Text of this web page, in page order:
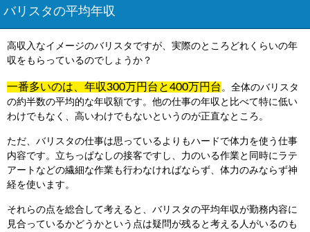
バリスタの平均年収
高収入なイメージのバリスタですが、実際のところどれくらいの年
収をもらっているのでしょうか？
一番多いのは、年収300万円台と400万円台 。全体のバリスタ
の約半数の平均的な年収額です。他の仕事の年収と比べて特に低い
わけでもなく、高いわけでもないというのが正直なところ。
ただ、バリスタの仕事は思っているよりもハードで体力を使う仕事
内容です。立ちっぱなしの接客ですし、力のいる作業と同時にラテ
アートなどの繊細な作業も行わなければならず、体力のみならず神
経を使います。
それらの点を総合して考えると、バリスタの平均年収が勤務内容に
見合っているかどうかという点は疑問が残ると考える人がいるのも